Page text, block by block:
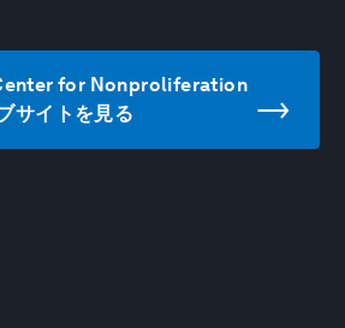
for Nonproliferation
サイトを見る